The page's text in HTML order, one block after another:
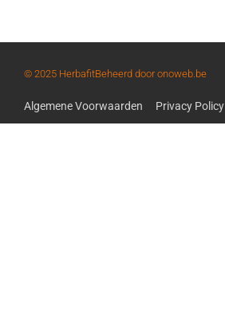
© 2025 HerbafitBeheerd door onoweb.be
Algemene Voorwaarden Privacy Policy